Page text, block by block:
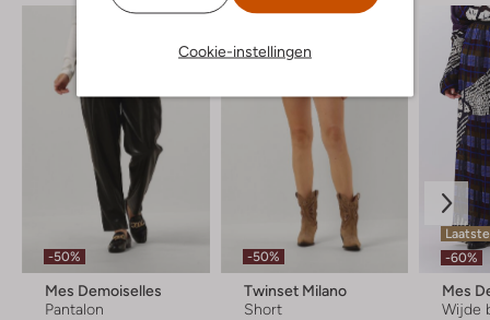
Cookie-instellingen
-50%
Mes Demoiselles
Pantalon
-50%
Twinset Milano
Short
-60%
Mes
Wijde